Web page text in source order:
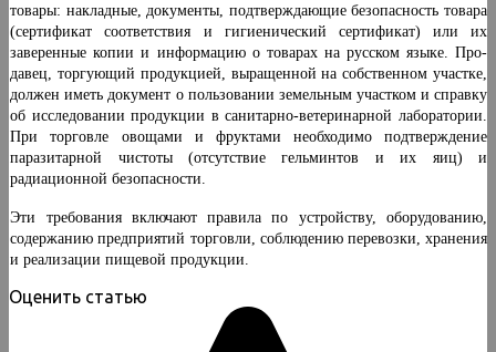
товары: накладные, документы, подтвер­ждающие безопасность товара
(сертификат соответствия и гигиенический сертификат) или их
заверенные ко­пии и информацию о товарах на русском языке. Про­
давец, торгующий продукцией, выращенной на соб­ственном участке,
должен иметь документ о пользова­нии земельным участком и справку
об исследовании продукции в санитарно-ветеринарной лаборатории.
При торговле овощами и фруктами необходимо подтверж­дение
паразитарной чистоты (отсутствие гельминтов и их яиц) и
радиационной безопасности.
Эти требования включают правила по устройству, оборудованию,
содержанию предприятий торговли, со­блюдению перевозки, хранения
и реализации пищевой продукции.
Оценить статью